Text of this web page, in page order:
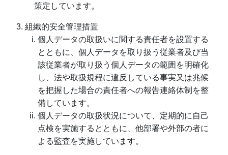
策定しています。
組織的安全管理措置
個人データの取扱いに関する責任者を設置する
とともに、個人データを取り扱う従業者及び当
該従業者が取り扱う個人データの範囲を明確化
し、法や取扱規程に違反している事実又は兆候
を把握した場合の責任者への報告連絡体制を整
備しています。
個人データの取扱状況について、定期的に自己
点検を実施するとともに、他部署や外部の者に
よる監査を実施しています。